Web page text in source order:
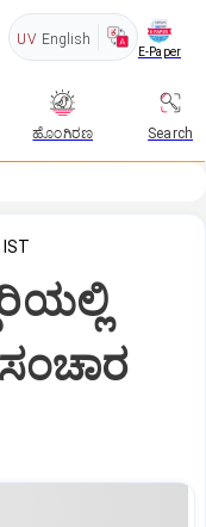
UV English
E-Paper
ಹೊಂಗಿರಣ Search
IST